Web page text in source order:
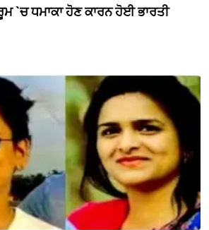
`ਚ ਧਮਾਕਾ ਹੋਣ ਕਾਰਨ ਹੋਈ ਭਾਰਤੀ